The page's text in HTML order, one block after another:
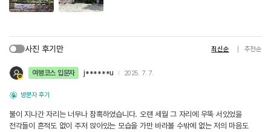
사진 후기만 최신순 추천순
여행코스 입문자 j******u 2025. 7. 7.
방문자 후기
불이 지나간 자리는 너무나 참혹하였습니다. 오랜 세월 그 자리에 우뚝 서있었을
전각들이 흔적도 없이 주저 앉아있는 모습을 가만 바라볼 수밖에 없는 저의 마음도